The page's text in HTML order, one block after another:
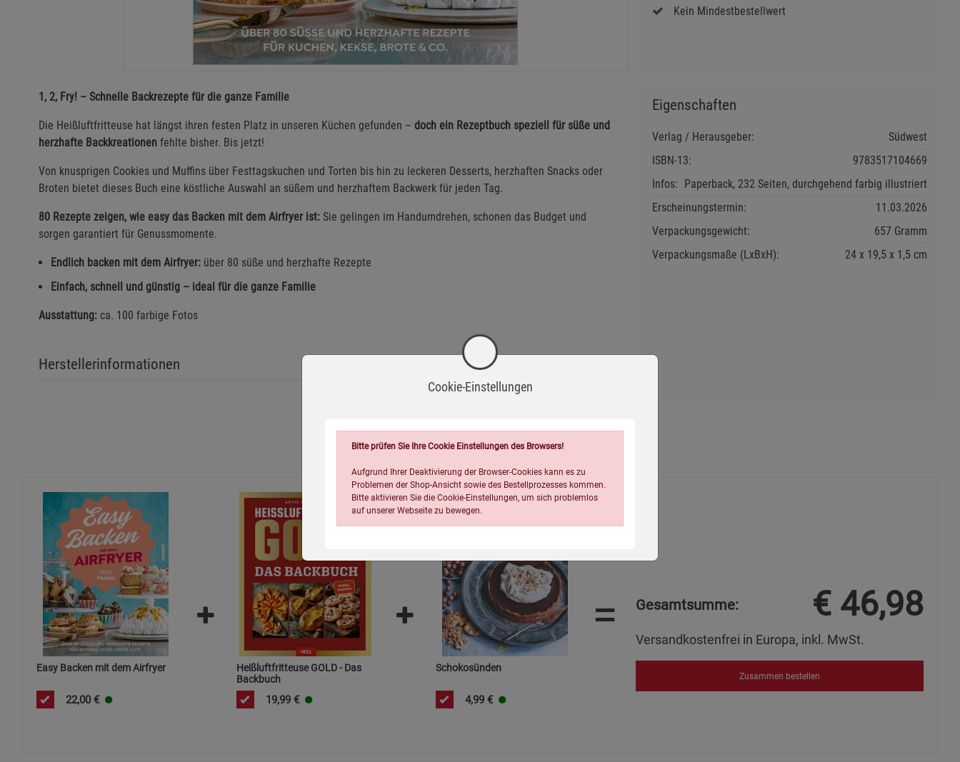
Kein Mindestbestellwert
1, 2, Fry! – Schnelle Backrezepte für die ganze Familie
Die Heißluftfritteuse hat längst ihren festen Platz in unseren Küchen gefunden – doch ein Rezeptbuch speziell für süße und
herzhafte Backkreationen fehlte bisher. Bis jetzt!
Von knusprigen Cookies und Muffins über Festtagskuchen und Torten bis hin zu leckeren Desserts, herzhaften Snacks oder
Broten bietet dieses Buch eine köstliche Auswahl an süßem und herzhaftem Backwerk für jeden Tag.
80 Rezepte zeigen, wie easy das Backen mit dem Airfryer ist: Sie gelingen im Handumdrehen, schonen das Budget und
sorgen garantiert für Genussmomente.
Endlich backen mit dem Airfryer: über 80 süße und herzhafte Rezepte
Einfach, schnell und günstig – ideal für die ganze Familie
Ausstattung: ca. 100 farbige Fotos
Herstellerinformationen
Eigenschaften
Verlag / Herausgeber:
Südwest
ISBN-13:
9783517104669
Infos: Paperback, 232 Seiten, durchgehend farbig illustriert
Erscheinungstermin:
11.03.2026
Verpackungsgewicht:
657 Gramm
Verpackungsmaße (LxBxH):
24 19,5 1,5 cm
Wird oft zusammen bestellt:
Easy Backen mit dem Airfryer
22,00 €
Heißluftfritteuse GOLD - Das
Backbuch
19,99 €
Schokosünden
4,99 €
= Gesamtsumme: € 46,98
Versandkostenfrei in Europa, inkl. MwSt.
Zusammen bestellen
Cookie-Einstellungen
Bitte prüfen Sie Ihre Cookie Einstellungen des Browsers!
Aufgrund Ihrer Deaktivierung der Browser-Cookies kann es zu
Problemen der Shop-Ansicht sowie des Bestellprozesses kommen.
Bitte aktivieren Sie die Cookie-Einstellungen, um sich problemlos
auf unserer Webseite zu bewegen.
Einstellungen speichern für die GruppeEinstellungen speichern für die Gruppe
Zurück Einstellungen speichern für die Gruppe
Einwilligung nicht erteilen
Beschreibung Notwendige Cookies